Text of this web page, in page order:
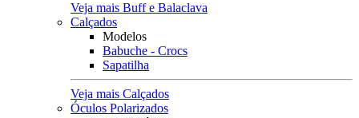
Veja mais Buff e Balaclava
Calçados
Modelos
Babuche - Crocs
Sapatilha
Veja mais Calçados
Óculos Polarizados